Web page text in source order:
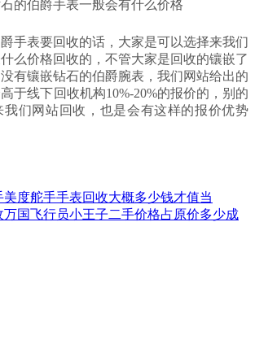
手表要回收的话，大家是可以选择来我们
么价格回收的，不管大家是回收的镶嵌了
有镶嵌钻石的伯爵腕表，我们网站给出的
于线下回收机构10%-20%的报价的，别的
我们网站回收，也是会有这样的报价优势
美度舵手手表回收大概多少钱才值当
万国飞行员小王子二手价格占原价多少成